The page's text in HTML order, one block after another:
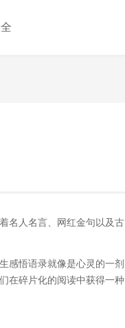
名人名言、网红金句以及古
感悟语录就像是心灵的一剂
在碎片化的阅读中获得一种